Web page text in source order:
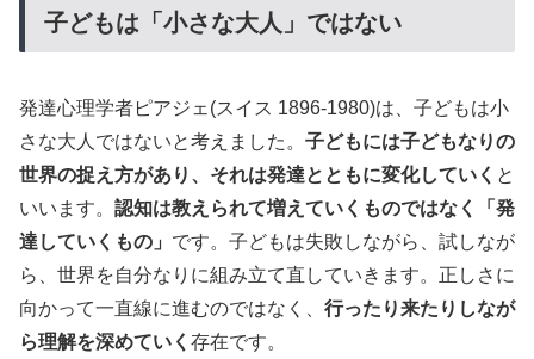
子どもは「小さな大人」ではない
発達心理学者ピアジェ(スイス 1896-1980)は、子どもは小
さな大人ではないと考えました。 子どもには子どもなりの
世界の捉え方があり、それは発達とともに変化していく と
いいます。 認知は教えられて増えていくものではなく「発
達していくもの」 です。子どもは失敗しながら、試しなが
ら、世界を自分なりに組み立て直していきます。正しさに
向かって一直線に進むのではなく、 行ったり来たりしなが
ら理解を深めていく 存在です。